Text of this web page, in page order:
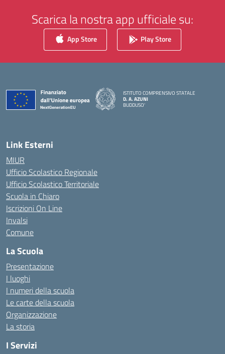
Scarica la nostra app ufficiale su:
App Store Play Store
ISTITUTO COMPRENSIVO STATALE
D. A. AZUNI
BUDDUSO'
Link Esterni
MIUR
Ufficio Scolastico Regionale
Ufficio Scolastico Territoriale
Scuola in Chiaro
Iscrizioni On Line
Invalsi
Comune
La Scuola
Presentazione
I luoghi
I numeri della scuola
Le carte della scuola
Organizzazione
La storia
I Servizi